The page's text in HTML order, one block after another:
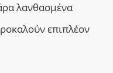
λανθασμένα
επιπλέον